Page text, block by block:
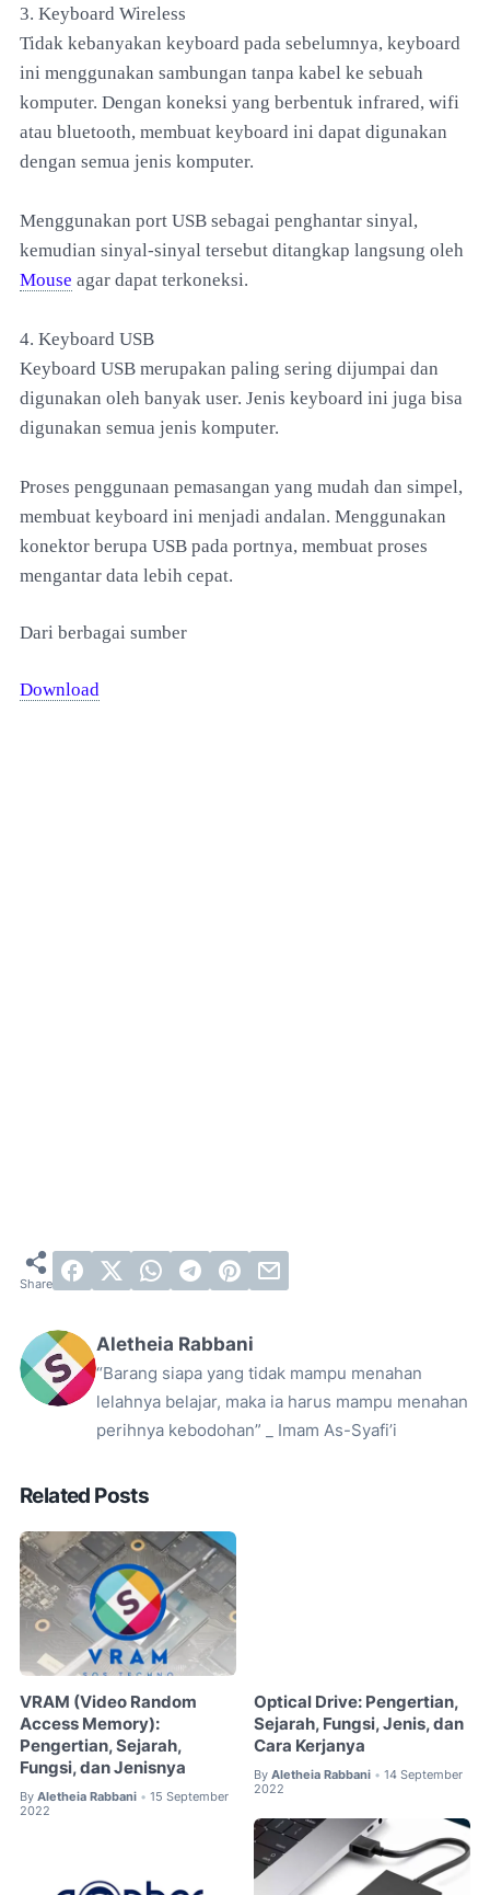
3. Keyboard Wireless
Tidak kebanyakan keyboard pada sebelumnya, keyboard
ini menggunakan sambungan tanpa kabel ke sebuah
komputer. Dengan koneksi yang berbentuk infrared, wifi
atau bluetooth, membuat keyboard ini dapat digunakan
dengan semua jenis komputer.
Menggunakan port USB sebagai penghantar sinyal,
kemudian sinyal-sinyal tersebut ditangkap langsung oleh
Mouse agar dapat terkoneksi.
4. Keyboard USB
Keyboard USB merupakan paling sering dijumpai dan
digunakan oleh banyak user. Jenis keyboard ini juga bisa
digunakan semua jenis komputer.
Proses penggunaan pemasangan yang mudah dan simpel,
membuat keyboard ini menjadi andalan. Menggunakan
konektor berupa USB pada portnya, membuat proses
mengantar data lebih cepat.
Dari berbagai sumber
Download
Aletheia Rabbani
“Barang siapa yang tidak mampu menahan
lelahnya belajar, maka ia harus mampu menahan
perihnya kebodohan” _ Imam As-Syafi’i
Related Posts
VRAM (Video Random
Access Memory):
Pengertian, Sejarah,
Fungsi, dan Jenisnya
By Aletheia Rabbani • 15 September
2022
Optical Drive: Pengertian,
Sejarah, Fungsi, Jenis, dan
Cara Kerjanya
By Aletheia Rabbani • 14 September
2022